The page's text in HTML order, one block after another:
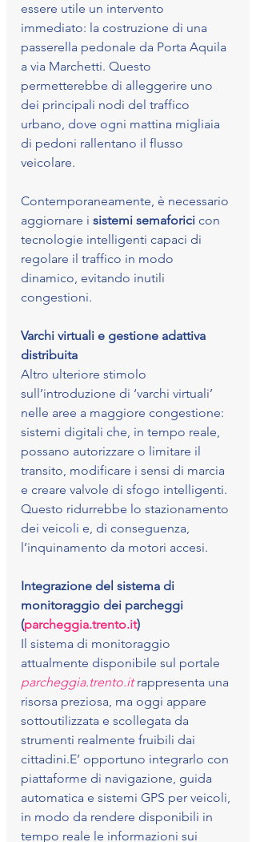
essere utile un intervento
immediato: la costruzione di una
passerella pedonale da Porta Aquila
a via Marchetti. Questo
permetterebbe di alleggerire uno
dei principali nodi del traffico
urbano, dove ogni mattina migliaia
di pedoni rallentano il flusso
veicolare.
Contemporaneamente, è necessario
aggiornare i sistemi semaforici con
tecnologie intelligenti capaci di
regolare il traffico in modo
dinamico, evitando inutili
congestioni.
Varchi virtuali e gestione adattiva
distribuita
Altro ulteriore stimolo
sull’introduzione di ‘varchi virtuali’
nelle aree a maggiore congestione:
sistemi digitali che, in tempo reale,
possano autorizzare o limitare il
transito, modificare i sensi di marcia
e creare valvole di sfogo intelligenti.
Questo ridurrebbe lo stazionamento
dei veicoli e, di conseguenza,
l’inquinamento da motori accesi.
Integrazione del sistema di
monitoraggio dei parcheggi
(parcheggia.trento.it)
Il sistema di monitoraggio
attualmente disponibile sul portale
parcheggia.trento.it rappresenta una
risorsa preziosa, ma oggi appare
sottoutilizzata e scollegata da
strumenti realmente fruibili dai
cittadini.E’ opportuno integrarlo con
piattaforme di navigazione, guida
automatica e sistemi GPS per veicoli,
in modo da rendere disponibili in
tempo reale le informazioni sui